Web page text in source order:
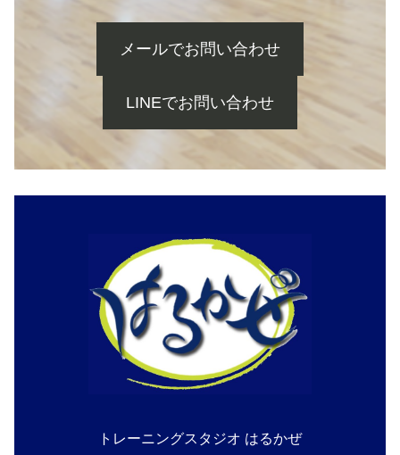
メールでお問い合わせ
LINEでお問い合わせ
トレーニングスタジオ はるかぜ